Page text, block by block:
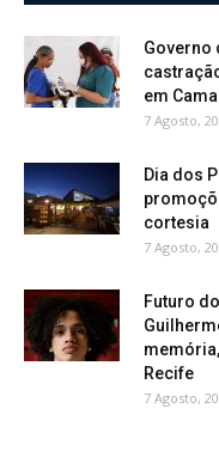
Governo
em
7 Agosto,
Dia dos
cortesia
7 Agosto,
Futuro
Recife
7 Agosto,